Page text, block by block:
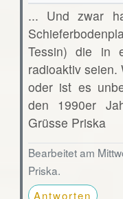
... Und zwar
Tessin) die in
radioaktiv seien.
oder ist es
den 1990er
Grüsse Priska
Bearbeitet am
Priska.
Antworten